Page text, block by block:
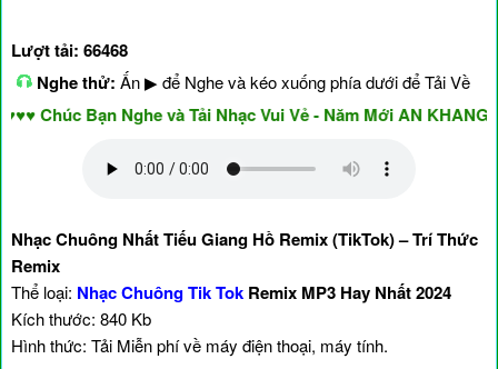
Lượt tải: 66468
Nghe thử: Ấn ▶ để Nghe và kéo xuống phía dưới để Tải Về
Bạn Nghe và Tải Nhạc Vui Vẻ - Năm Mới AN KHANG &
Nhạc Chuông Nhất Tiếu Giang Hồ Remix (TikTok) – Trí Thức
Remix
Thể loại: Nhạc Chuông Tik Tok Remix MP3 Hay Nhất 2024
Kích thước: 840 Kb
Hình thức: Tải Miễn phí về máy điện thoại, máy tính.